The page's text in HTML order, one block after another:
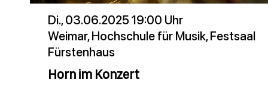
Di., 03.06.2025 19:00 Uhr
Weimar, Hochschule für Musik, Festsaal
Fürstenhaus
Horn im Konzert